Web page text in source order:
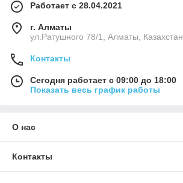
Работает с 28.04.2021
г. Алматы
ул.Ратушного 78/1, Алматы, Казахстан
Контакты
Сегодня работает с 09:00 до 18:00
Показать весь график работы
О нас
Контакты